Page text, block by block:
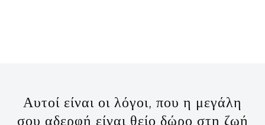
Αυτοί είναι οι λόγοι, που η μεγάλη
σου αδερφή είναι θείο δώρο στη ζωή